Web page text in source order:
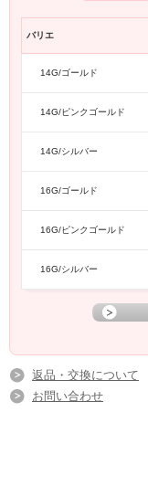
バリエ
14G/ゴールド
14G/ピンクゴールド
14G/シルバー
16G/ゴールド
16G/ピンクゴールド
16G/シルバー
返品・交換について
お問い合わせ